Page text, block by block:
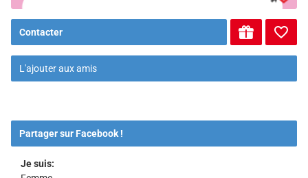
Contacter
L'ajouter aux amis
Partager sur Facebook !
Je suis: